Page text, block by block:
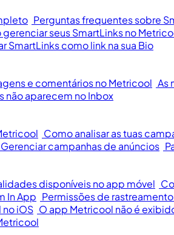
Perguntas frequentes sobre
seus SmartLinks no
SmartLinks como link na sua Bio
e comentários no Metricool As
não aparecem no Inbox
Como analisar as tuas
Gerenciar campanhas de anúncios
disponíveis no app móvel
In App Permissões de
iOS O app Metricool não é